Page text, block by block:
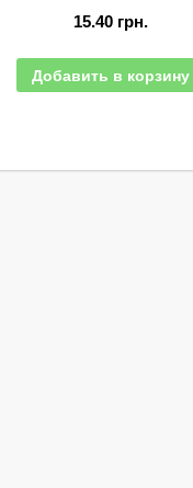
15.40 грн.
Добавить в корзину